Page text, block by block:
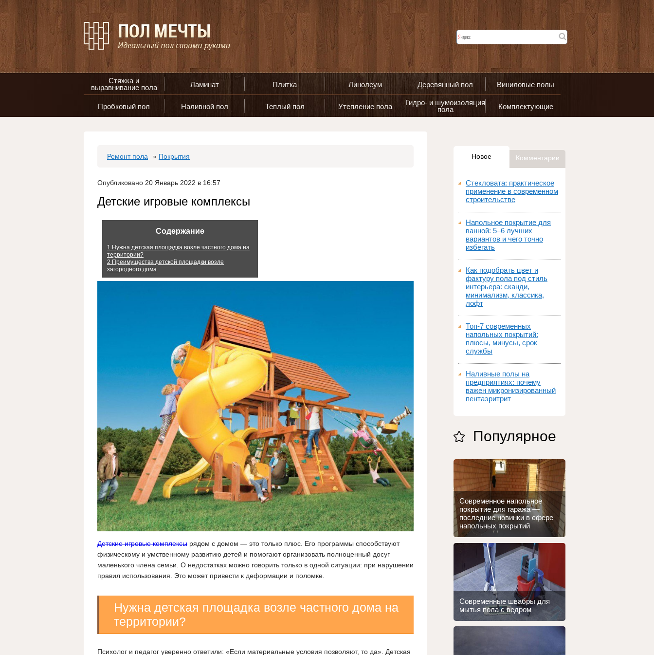
Стяжка и
выравнивание пола
Ламинат Плитка Линолеум Деревянный пол Виниловые полы
Пробковый пол Наливной пол Теплый пол Утепление пола
Гидро- и шумоизоляция
пола
Комплектующие
Ремонт пола » Покрытия
Опубликовано 20 Январь 2022 в 16:57
Детские игровые комплексы
Содержание
1 Нужна детская площадка возле частного дома на
территории?
2 Преимущества детской площадки возле
загородного дома
Детские игровые комплексы рядом с домом — это только плюс. Его программы способствуют
физическому и умственному развитию детей и помогают организовать полноценный досуг
маленького члена семьи. О недостатках можно говорить только в одной ситуации: при нарушении
правил использования. Это может привести к деформации и поломке.
Нужна детская площадка возле частного дома на
территории?
Психолог и педагог уверенно ответили: «Если материальные условия позволяют, то да». Детская
Новое Комментарии
Стекловата: практическое
применение в современном
строительстве
Напольное покрытие для
ванной: 5–6 лучших
вариантов и чего точно
избегать
Как подобрать цвет и
фактуру пола под стиль
интерьера: сканди,
минимализм, классика,
лофт
Топ‑7 современных
напольных покрытий:
плюсы, минусы, срок
службы
Наливные полы на
предприятиях: почему
важен микронизированный
пентаэритрит
Популярное
Современное напольное
покрытие для гаража —
последние новинки в сфере
напольных покрытий
Современные швабры для
мытья пола с ведром